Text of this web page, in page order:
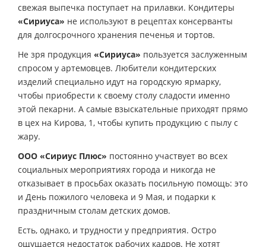
свежая выпечка поступает на прилавки. Кондитеры
«Сириуса» не используют в рецептах консерванты
для долгосрочного хранения печенья и тортов.
Не зря продукция «Сириуса» пользуется заслуженным
спросом у артемовцев. Любители кондитерских
изделий специально идут на городскую ярмарку,
чтобы приобрести к своему столу сладости именно
этой пекарни. А самые взыскательные приходят прямо
в цех на Кирова, 1, чтобы купить продукцию с пылу с
жару.
ООО «Сириус Плюс» постоянно участвует во всех
социальных мероприятиях города и никогда не
отказывает в просьбах оказать посильную помощь: это
и День пожилого человека и 9 Мая, и подарки к
праздничным столам детских домов.
Есть, однако, и трудности у предприятия. Остро
ощущается недостаток рабочих кадров. Не хотят